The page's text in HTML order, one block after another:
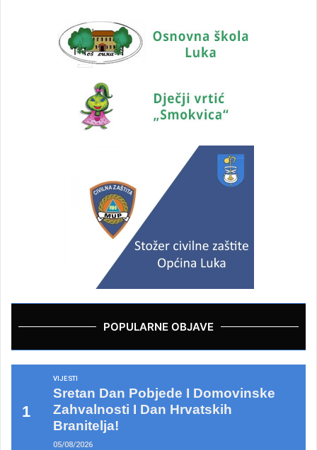
POPULARNE OBJAVE
VIJESTI
Sretan Dan Pobjede I Domovinske
Zahvalnosti I Dan Hrvatskih
Branitelja!
05/08/2026